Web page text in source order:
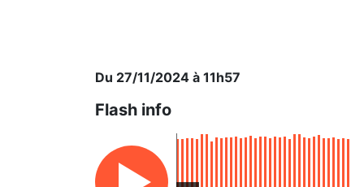
Du 27/11/2024 à 11h57
Flash info